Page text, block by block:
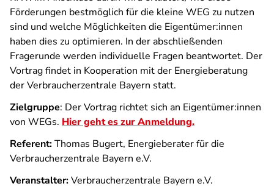
Förderungen bestmöglich für die kleine WEG zu nutzen
sind und welche Möglichkeiten die Eigentümer:innen
haben dies zu optimieren. In der abschließenden
Fragerunde werden individuelle Fragen beantwortet. Der
Vortrag findet in Kooperation mit der Energieberatung
der Verbraucherzentrale Bayern statt.
Zielgruppe: Der Vortrag richtet sich an Eigentümer:innen
von WEGs. Hier geht es zur Anmeldung.
Referent:Thomas Bugert, Energieberater für die
Verbraucherzentrale Bayern e.V.
Veranstalter:Verbraucherzentrale Bayern e.V.